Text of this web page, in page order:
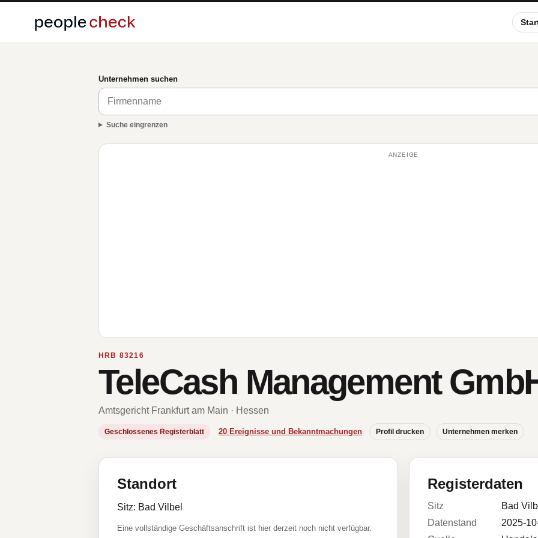
Unternehmen suchen
Suche eingrenzen
ANZEIGE
HRB 83216
TeleCash Management
Amtsgericht Frankfurt am Main · Hessen
Geschlossenes Registerblatt 20 Ereignisse und Bekanntmachungen Profil drucken Unternehmen merken
Standort
Sitz: Bad Vilbel
Eine vollständige Geschäftsanschrift ist hier derzeit noch nicht verfügbar.
Registerdaten
Sitz
Bad
Datenstand
2025-